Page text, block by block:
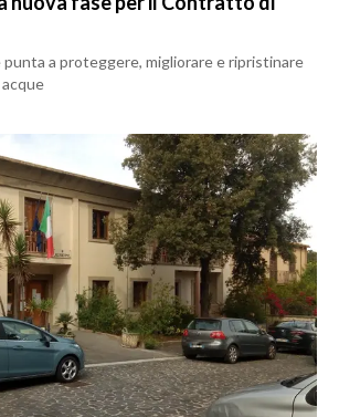
a proteggere, migliorare e ripristinare